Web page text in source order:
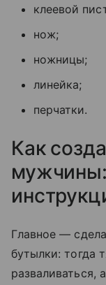
клеевой
нож;
ножницы;
линейка;
перчатки.
Как
Главное —
бутылки: тогда
разваливаться,